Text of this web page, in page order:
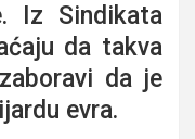
Iz Sindikata
da takva
da je
evra.